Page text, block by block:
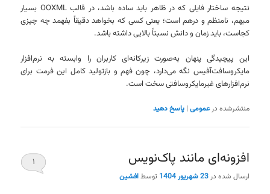
نتیجه ساختار فایلی که در ظاهر باید ساده باشد، در قالب OOXML بسیار
مبهم، نامنظم و درهم است؛ یعنی کسی که بخواهد دقیقاً بفهمد چه چیزی
کجاست، باید زمان و دانش نسبتاً بالایی داشته باشد.
این پیچیدگی پنهان به‌صورت زیرکانه‌ای کاربران را وابسته به نرم‌افزار
مایکروسافت‌آفیس نگه می‌دارد، چون فهم و بازتولید کامل این فرمت برای
نرم‌افزارهای غیرمایکروسافتی سخت است.
منتشرشده در عمومی |پاسخ دهید
افزونه‌ای مانند پاک‌نویس
ارسال شده در23 شهریور 1404 توسطافشین
۱